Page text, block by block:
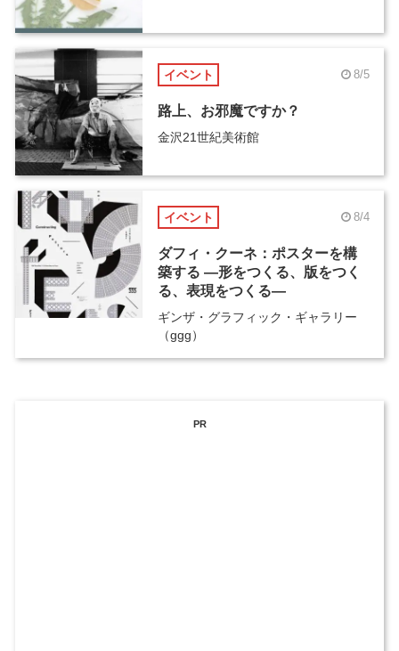
イベント 8/5
路上、お邪魔ですか？
金沢21世紀美術館
イベント 8/4
ダフィ・クーネ：ポスターを構
築する ―形をつくる、版をつく
る、表現をつくる―
ギンザ・グラフィック・ギャラリー
（ggg）
PR